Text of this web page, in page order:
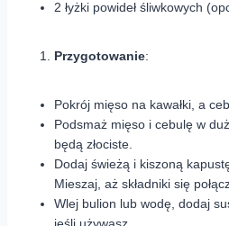
2 łyżki powideł śliwkowych
Przygotowanie:
Pokrój mięso na kawałki, a
Podsmaż mięso i cebulę w
będą złociste.
Dodaj świeżą i kiszoną
Mieszaj, aż składniki się
Wlej bulion lub wodę, dodaj